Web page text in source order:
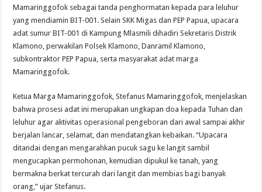
Mamaringgofok sebagai tanda penghormatan kepada para leluhur
yang mendiamin BIT-001. Selain SKK Migas dan PEP Papua, upacara
adat sumur BIT-001 di Kampung Mlasmili dihadiri Sekretaris Distrik
Klamono, perwakilan Polsek Klamono, Danramil Klamono,
subkontraktor PEP Papua, serta masyarakat adat marga
Mamaringgofok.
Ketua Marga Mamaringgofok, Stefanus Mamaringgofok, menjelaskan
bahwa prosesi adat ini merupakan ungkapan doa kepada Tuhan dan
leluhur agar aktivitas operasional pengeboran dari awal sampai akhir
berjalan lancar, selamat, dan mendatangkan kebaikan. “Upacara
ditandai dengan mengarahkan pucuk sagu ke langit sambil
mengucapkan permohonan, kemudian dipukul ke tanah, yang
bermakna berkat tercurah dari langit dan membias bagi banyak
orang,” ujar Stefanus.